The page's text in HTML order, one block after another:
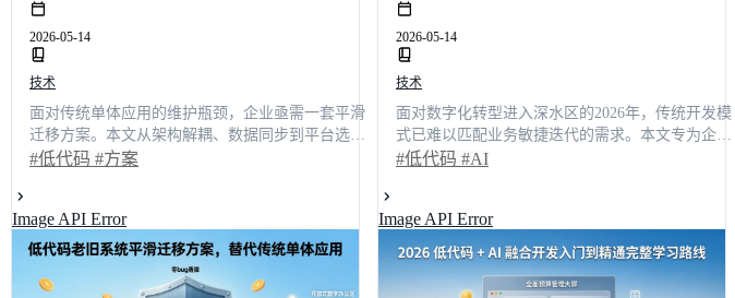
2026-05-14
技术
面对传统单体应用的维护瓶颈，企业亟需一套平滑
迁移方案。本文从架构解耦、数据同步到平台选型
进行深度拆解，揭示低代码如何以渐进式策略降低
落地的实施框架与选型矩阵，助力技术决策者高效
完成数字化转型。
#低代码 #方案
Image API Error
2026-05-14
技术
面对数字化转型进入深水区的2026年，传统开发模
式已难以匹配业务敏捷迭代的需求。本文专为企业
技术决策者与开发团队负责人定制，以实战问答形
向测评及合规安全策略，并引用行业调研数据指
出：掌握该路径可使项目交付效率平均提升42%，
人力成本降低35%。无论您是寻求技术选型参考，
还是规划团队技能升级，本文都将提供可落地的进
#低代码 #AI
Image API Error